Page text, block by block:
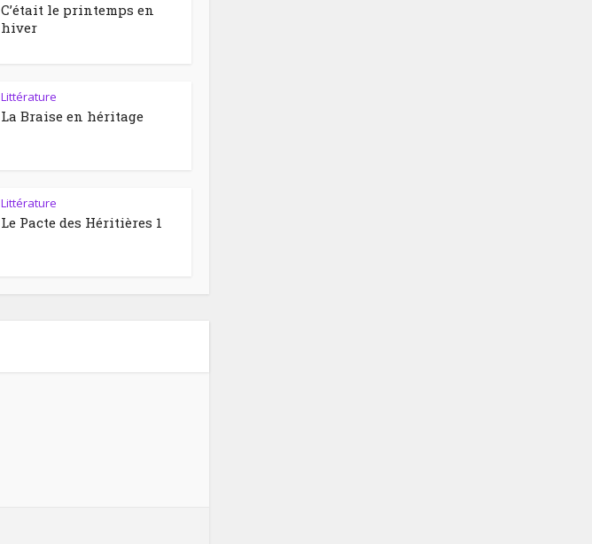
C’était le printemps en
hiver
Littérature
La Braise en héritage
Littérature
Le Pacte des Héritières 1